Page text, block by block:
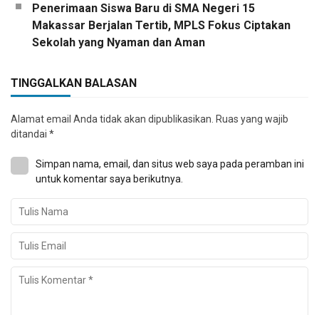
Penerimaan Siswa Baru di SMA Negeri 15
Makassar Berjalan Tertib, MPLS Fokus Ciptakan
Sekolah yang Nyaman dan Aman
TINGGALKAN BALASAN
Alamat email Anda tidak akan dipublikasikan. Ruas yang wajib
ditandai *
Simpan nama, email, dan situs web saya pada peramban ini
untuk komentar saya berikutnya.